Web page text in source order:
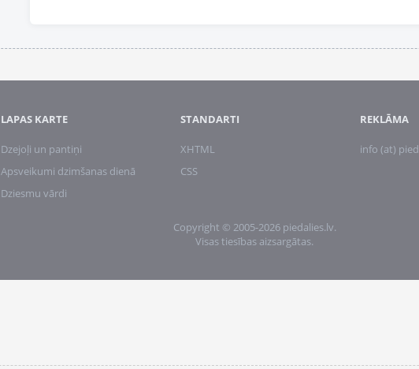
LAPAS KARTE
Dzejoļi un pantiņi
Apsveikumi dzimšanas dienā
Dziesmu vārdi
STANDARTI
XHTML
CSS
REKLĀMA
info (at)
Copyright © 2005-2026 piedalies.lv.
Visas tiesības aizsargātas.